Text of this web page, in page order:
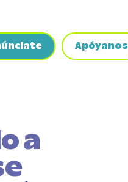
Apóyanos
a